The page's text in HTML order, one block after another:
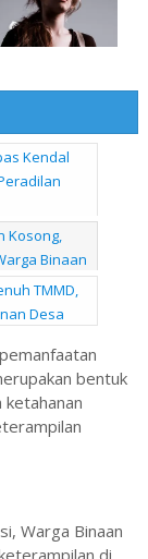
Kendal
Kosong,
Binaan
TMMD,
Desa
bentuk
Warga Binaan
di